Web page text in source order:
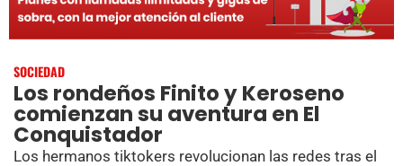
SOCIEDAD
Los rondeños Finito y Keroseno
comienzan su aventura en El
Conquistador
Los hermanos tiktokers revolucionan las redes tras el